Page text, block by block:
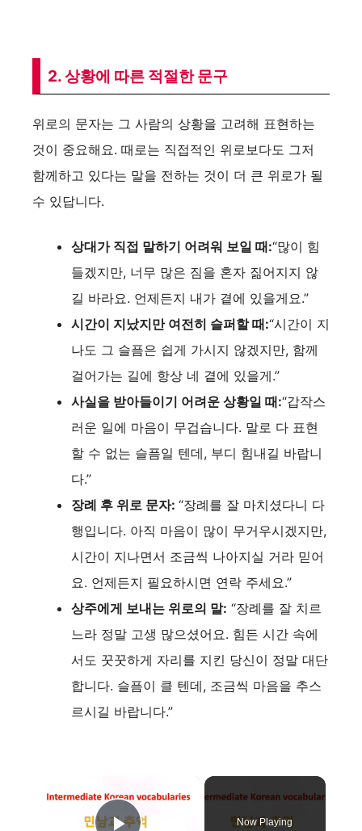
2. 상황에 따른 적절한 문구
위로의 문자는 그 사람의 상황을 고려해 표현하는
것이 중요해요. 때로는 직접적인 위로보다도 그저
함께하고 있다는 말을 전하는 것이 더 큰 위로가 될
수 있답니다.
상대가 직접 말하기 어려워 보일 때:“많이 힘
들겠지만, 너무 많은 짐을 혼자 짊어지지 않
길 바라요. 언제든지 내가 곁에 있을게요.”
시간이 지났지만 여전히 슬퍼할 때:“시간이 지
나도 그 슬픔은 쉽게 가시지 않겠지만, 함께
걸어가는 길에 항상 네 곁에 있을게.”
사실을 받아들이기 어려운 상황일 때:“갑작스
러운 일에 마음이 무겁습니다. 말로 다 표현
할 수 없는 슬픔일 텐데, 부디 힘내길 바랍니
다.”
장례 후 위로 문자: “장례를 잘 마치셨다니 다
행입니다. 아직 마음이 많이 무거우시겠지만,
시간이 지나면서 조금씩 나아지실 거라 믿어
요. 언제든지 필요하시면 연락 주세요.”
상주에게 보내는 위로의 말: “장례를 잘 치르
느라 정말 고생 많으셨어요. 힘든 시간 속에
서도 꿋꿋하게 자리를 지킨 당신이 정말 대단
합니다. 슬픔이 클 텐데, 조금씩 마음을 추스
르시길 바랍니다.”
Now Playing